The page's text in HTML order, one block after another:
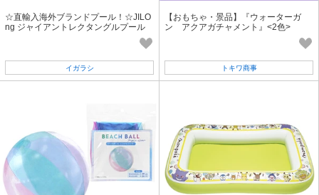
☆直輸入海外ブランドプール！☆JILO
ng ジャイアントレクタングルプール
イガラシ
【おもちゃ・景品】『ウォーターガ
ン アクアガチャメント』<2色>
トキワ商事